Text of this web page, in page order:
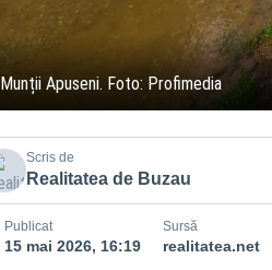
Munții Apuseni. Foto: Profimedia
Scris de
Realitatea de Buzau
Publicat
15 mai 2026, 16:19
Sursă
realitatea.net